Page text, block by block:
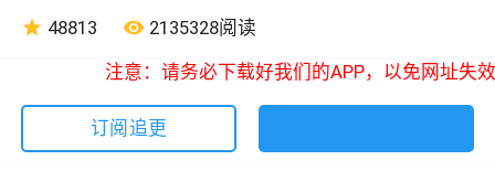
star 48813 remove_red_eye 2135328阅读
注意：请务必下载好我们的APP，以免网址失
订阅追更